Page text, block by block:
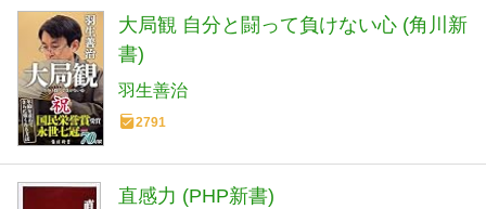
大局観 自分と闘って負けない心 (角川新
書)
羽生善治
2791
直感力 (PHP新書)